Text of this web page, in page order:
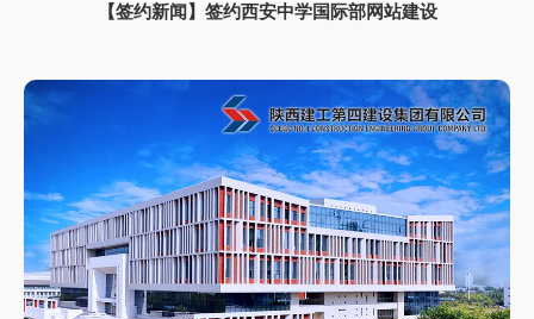
【签约新闻】签约西安中学国际部网站建设